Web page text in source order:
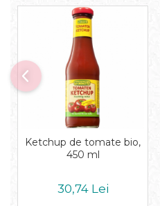
Ulei de masline bio
Uleiuri esentiale alimentare bio
Uleiuri Oxyguard
Ketchup de tomate bio,
450 ml
30,74 Lei